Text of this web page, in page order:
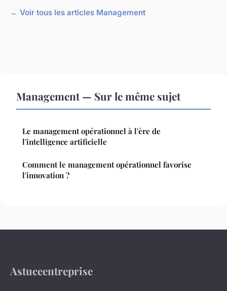
← Voir tous les articles Management
Management — Sur le même sujet
Le management opérationnel à l'ère de
l'intelligence artificielle
Comment le management opérationnel favorise
l'innovation ?
Astuceentreprise